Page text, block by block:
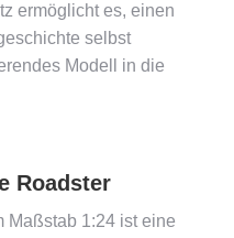
ermöglicht es, einen
selbst
Modell in die
Roadster
Maßstab 1:24 ist eine